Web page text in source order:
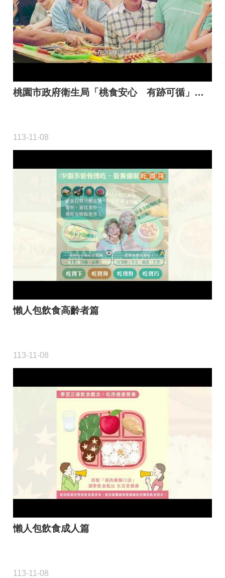
桃園市政府衛生局「桃食安心 有跡可循」宣導影片
113-11-08
懶人包飲食高齡者篇
113-11-08
懶人包飲食成人篇
113-11-08